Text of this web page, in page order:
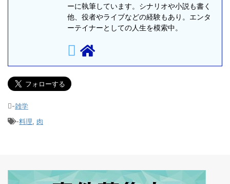
ーに執筆しています。シナリオや小説も書く
他、役者やライブなどの経験もあり。エンタ
ーテイナーとしての人生を模索中。
-雑学
-料理, 肉